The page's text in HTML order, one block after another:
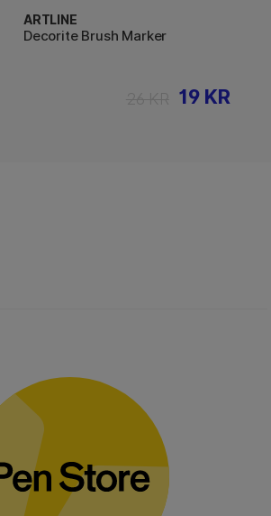
ARTLINE
Decorite Brush Marker
19 KR